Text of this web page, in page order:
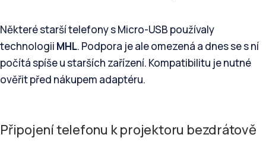
Některé starší telefony s Micro-USB používaly
technologii MHL. Podpora je ale omezená a dnes se s ní
počítá spíše u starších zařízení. Kompatibilitu je nutné
ověřit před nákupem adaptéru.
Připojení telefonu k projektoru bezdrátově